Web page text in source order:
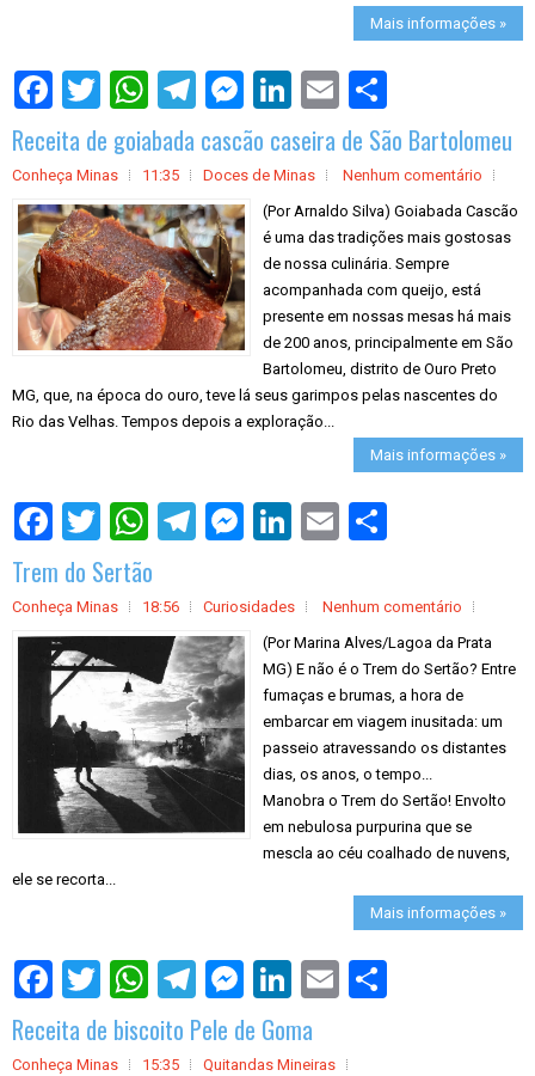
Mais informações »
r
e
Receita de goiabada cascão caseira de São Bartolomeu
Conheça Minas 11:35 Doces de Minas
Nenhum comentário
(Por Arnaldo Silva) Goiabada Cascão
é uma das tradições mais gostosas
de nossa culinária. Sempre
acompanhada com queijo, está
presente em nossas mesas há mais
de 200 anos, principalmente em São
Bartolomeu, distrito de Ouro Preto
MG, que, na época do ouro, teve lá seus garimpos pelas nascentes do
Rio das Velhas. Tempos depois a exploração...
Mais informações »
Trem do Sertão
Conheça Minas 18:56 Curiosidades
Nenhum comentário
(Por Marina Alves/Lagoa da Prata
MG) E não é o Trem do Sertão? Entre
fumaças e brumas, a hora de
embarcar em viagem inusitada: um
passeio atravessando os distantes
dias, os anos, o tempo...
Manobra o Trem do Sertão! Envolto
em nebulosa purpurina que se
mescla ao céu coalhado de nuvens,
ele se recorta...
Mais informações »
Receita de biscoito Pele de Goma
Conheça Minas 15:35
Quitandas Mineiras